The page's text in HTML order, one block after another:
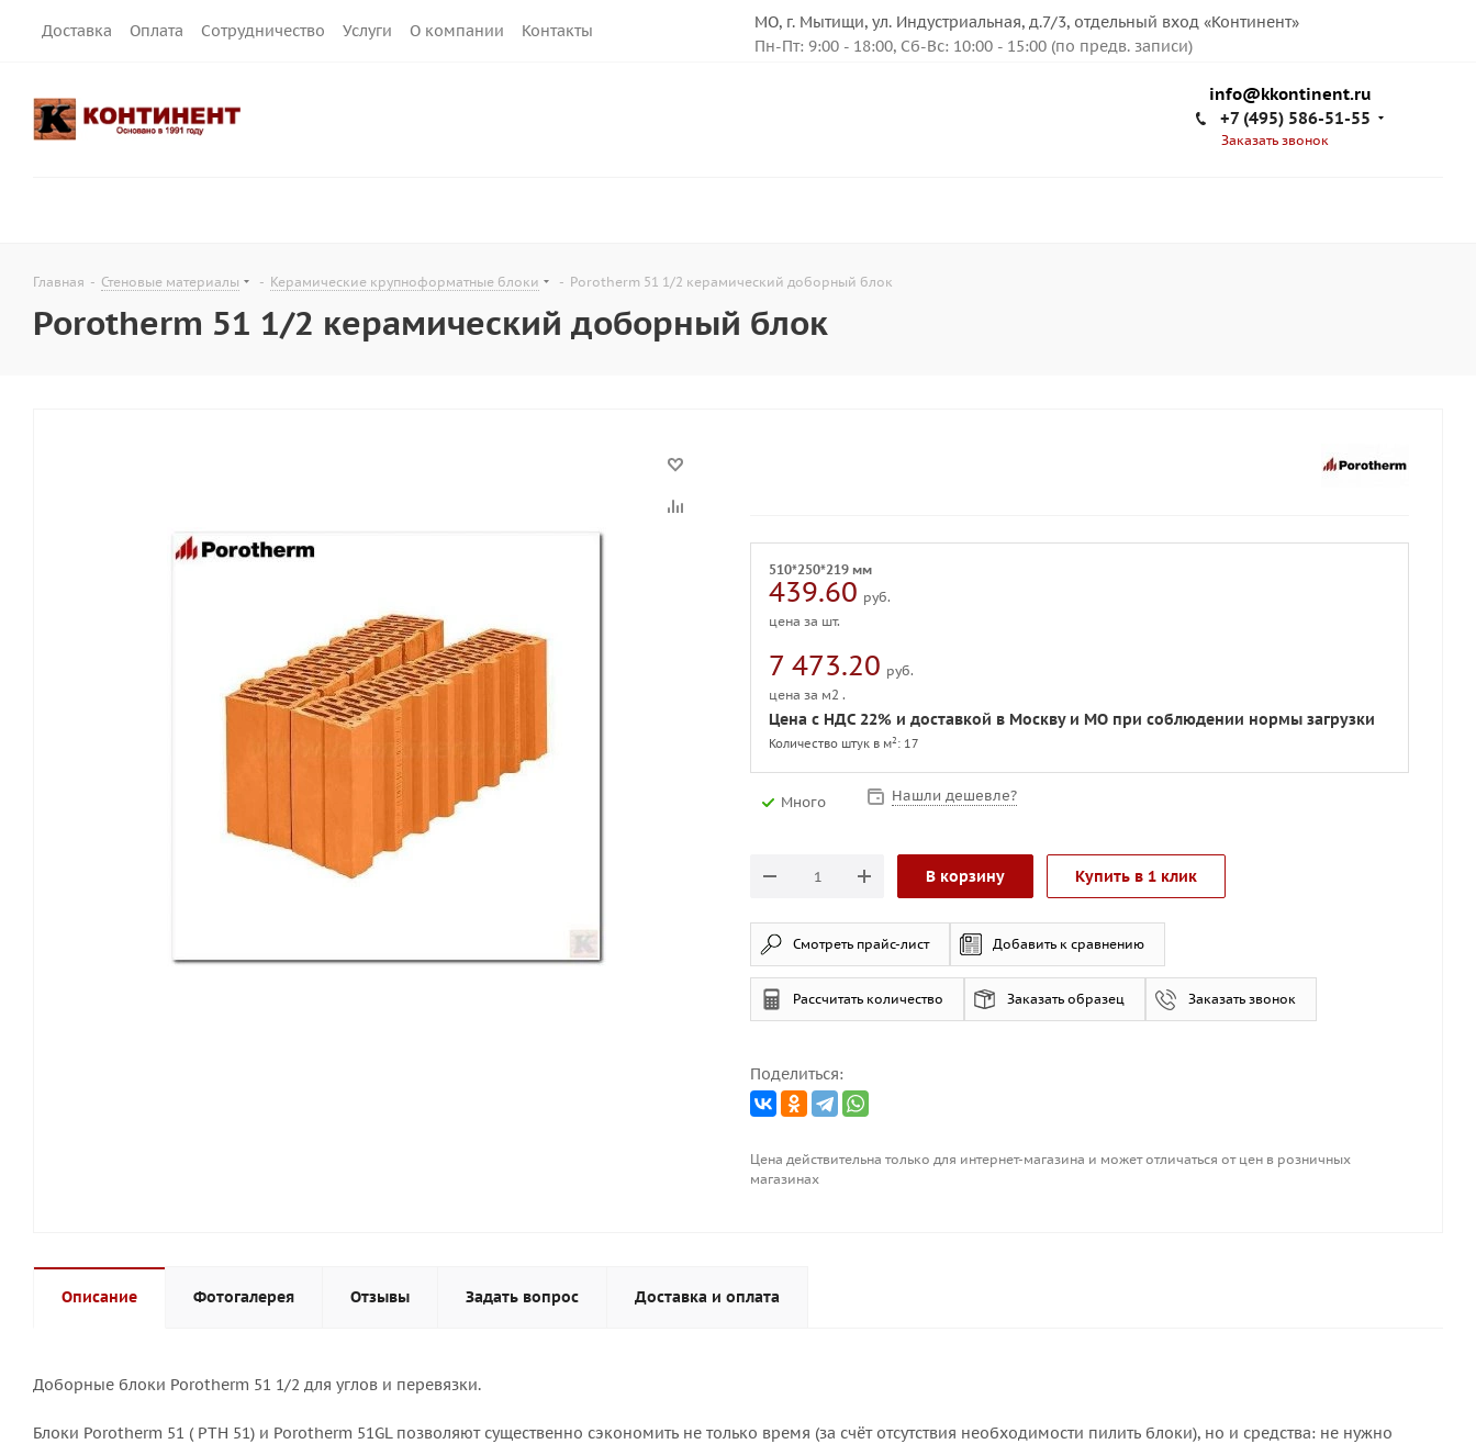
Доставка Оплата Сотрудничество Услуги О компании Контакты
МО, г. Мытищи, ул. Индустриальная, д.7/3, отдельный вход «Континент»
Пн-Пт: 9:00 - 18:00, Сб-Вс: 10:00 - 15:00 (по предв. записи)
info@kkontinent.ru
+7 (495) 586-51-55
Заказать звонок
Главная - Стеновые материалы - Керамические крупноформатные блоки - Porotherm 51 1/2 керамический доборный блок
Porotherm 51 1/2 керамический доборный блок
510*250*219 мм
439.60 руб.
цена за шт.
7 473.20 руб.
цена за м2 .
Цена с НДС 22% и доставкой в Москву и МО при соблюдении нормы загрузки
Количество штук в м2 : 17
Много Нашли дешевле?
В корзину Купить в 1 клик
Смотреть прайс-лист Добавить к сравнению
Рассчитать количество Заказать образец Заказать звонок
Поделиться:
Цена действительна только для интернет-магазина и может отличаться от цен в розничных
магазинах
Описание Фотогалерея Отзывы Задать вопрос Доставка и оплата
Доборные блоки Porotherm 51 1/2 для углов и перевязки.
Блоки Porotherm 51 ( PTH 51) и Porotherm 51GL позволяют существенно сэкономить не только время (за счёт отсутствия необходимости пилить блоки), но и средства: не нужно